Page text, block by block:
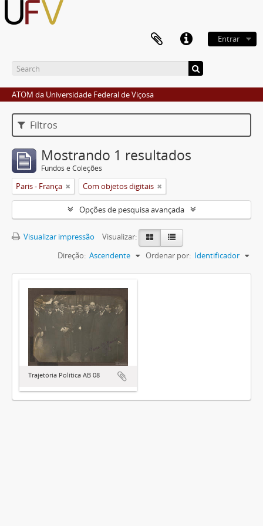
Entrar
ATOM da Universidade Federal de Viçosa
Filtros
Mostrando 1 resultados
Fundos e Coleções
Paris - França Com objetos digitais
Opções de pesquisa avançada
Visualizar impressão
Visualizar:
Ordenar por: Identificador
Direção: Ascendente
Trajetória Política AB 08